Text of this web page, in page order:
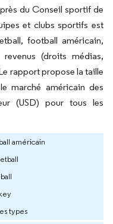
du Conseil sportif de
et clubs sportifs est
football américain,
(droits médias,
rapport propose la taille
marché américain des
(USD) pour tous les
américain
types